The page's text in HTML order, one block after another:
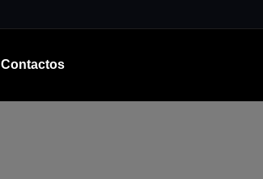
Contactos